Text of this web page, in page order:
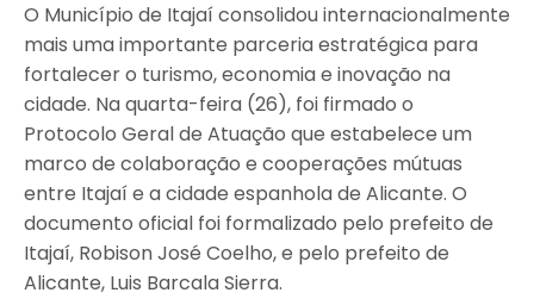
O Município de Itajaí consolidou internacionalmente
mais uma importante parceria estratégica para
fortalecer o turismo, economia e inovação na
cidade. Na quarta-feira (26), foi firmado o
Protocolo Geral de Atuação que estabelece um
marco de colaboração e cooperações mútuas
entre Itajaí e a cidade espanhola de Alicante. O
documento oficial foi formalizado pelo prefeito de
Itajaí, Robison José Coelho, e pelo prefeito de
Alicante, Luis Barcala Sierra.